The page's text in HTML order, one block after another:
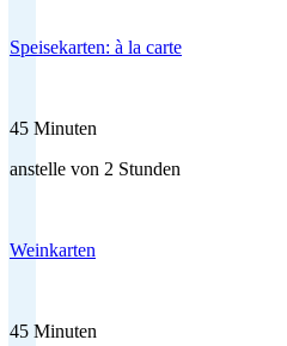
Speisekarten: à la carte
45 Minuten
anstelle von 2 Stunden
Weinkarten
45 Minuten